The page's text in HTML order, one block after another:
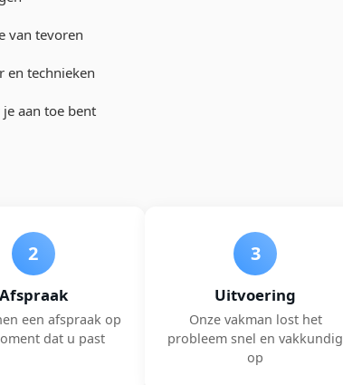
van tevoren
en technieken
aan toe bent
2
Afspraak
een afspraak op
dat u past
3
Uitvoering
Onze vakman lost het
probleem snel en vakkundig
op